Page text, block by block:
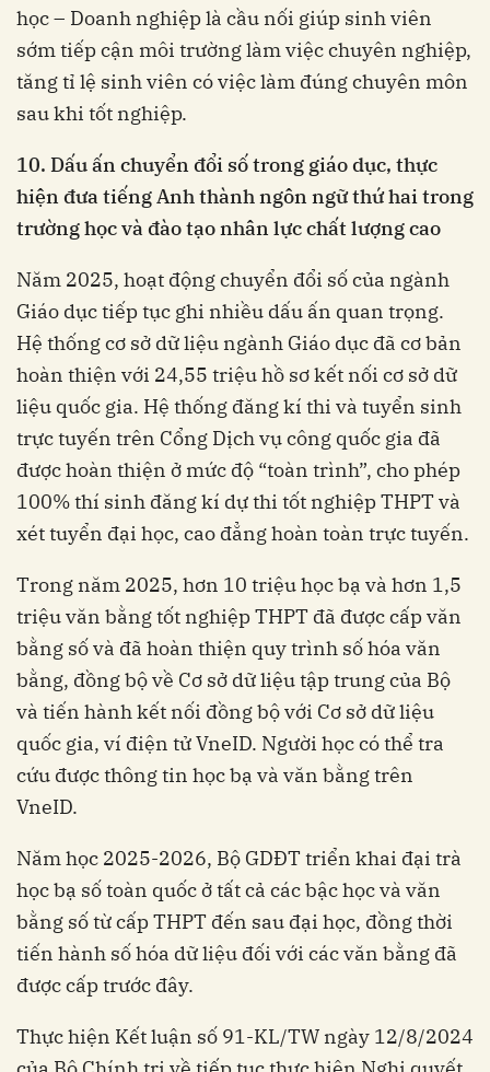
học – Doanh nghiệp là cầu nối giúp sinh viên
sớm tiếp cận môi trường làm việc chuyên nghiệp,
tăng tỉ lệ sinh viên có việc làm đúng chuyên môn
sau khi tốt nghiệp.
10. Dấu ấn chuyển đổi số trong giáo dục, thực
hiện đưa tiếng Anh thành ngôn ngữ thứ hai trong
trường học và đào tạo nhân lực chất lượng cao
Năm 2025, hoạt động chuyển đổi số của ngành
Giáo dục tiếp tục ghi nhiều dấu ấn quan trọng.
Hệ thống cơ sở dữ liệu ngành Giáo dục đã cơ bản
hoàn thiện với 24,55 triệu hồ sơ kết nối cơ sở dữ
liệu quốc gia. Hệ thống đăng kí thi và tuyển sinh
trực tuyến trên Cổng Dịch vụ công quốc gia đã
được hoàn thiện ở mức độ “toàn trình”, cho phép
100% thí sinh đăng kí dự thi tốt nghiệp THPT và
xét tuyển đại học, cao đẳng hoàn toàn trực tuyến.
Trong năm 2025, hơn 10 triệu học bạ và hơn 1,5
triệu văn bằng tốt nghiệp THPT đã được cấp văn
bằng số và đã hoàn thiện quy trình số hóa văn
bằng, đồng bộ về Cơ sở dữ liệu tập trung của Bộ
và tiến hành kết nối đồng bộ với Cơ sở dữ liệu
quốc gia, ví điện tử VneID. Người học có thể tra
cứu được thông tin học bạ và văn bằng trên
VneID.
Năm học 2025-2026, Bộ GDĐT triển khai đại trà
học bạ số toàn quốc ở tất cả các bậc học và văn
bằng số từ cấp THPT đến sau đại học, đồng thời
tiến hành số hóa dữ liệu đối với các văn bằng đã
được cấp trước đây.
Thực hiện Kết luận số 91-KL/TW ngày 12/8/2024